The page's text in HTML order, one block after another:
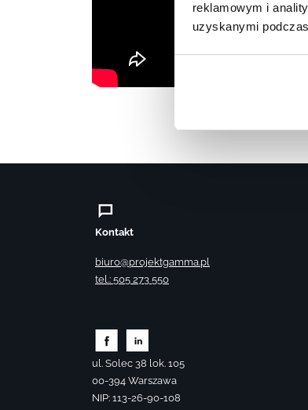
reklamowym i
uzyskanymi
Kontakt
biuro@projektgamma.pl
tel.: 505 273 550
ul. Solec 38 lok. 105
00-394 Warszawa
NIP: 113-26-90-108